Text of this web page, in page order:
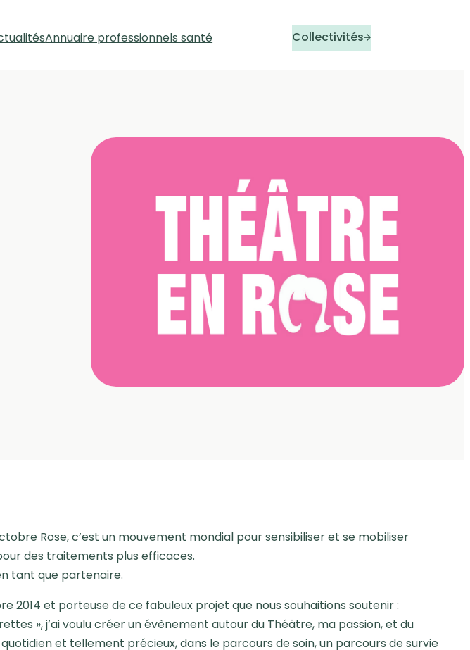
Annuaire professionnels santé Collectivités
Rose, c’est un mouvement mondial pour sensibiliser et se mobiliser
des traitements plus efficaces.
tant que partenaire.
2014 et porteuse de ce fabuleux projet que nous souhaitions soutenir :
», j’ai voulu créer un évènement autour du Théâtre, ma passion, et du
et tellement précieux, dans le parcours de soin, un parcours de survie